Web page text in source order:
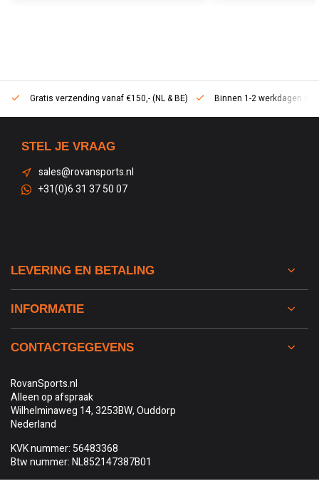
Gratis verzending vanaf €150,- (NL & BE) Binnen 1-2 werkdagen in
STEL JE VRAAG
sales@rovansports.nl
+31(0)6 31 37 50 07
LEVERING EN BETALING
INFORMATIE
CONTACTGEGEVENS
RovanSports.nl
Alleen op afspraak
Wilhelminaweg 14, 3253BW, Ouddorp
Nederland
KVK nummer: 56483368
Btw nummer: NL852147387B01